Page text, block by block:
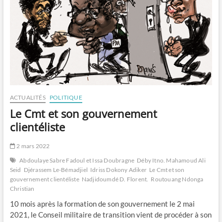
ACTUALITÉS POLITIQUE
Le Cmt et son gouvernement
clientéliste
2 mars 2022
Abdoulaye Sabre Fadoul et Issa Doubragne Déby Itno. Mahamoud Ali
Seid Djérassem Le-Bémadjiel Idriss Dokony Adiker Le Cmt et son
gouvernement clientéliste Nadjidoumdé D. Florent. Routouang Ndonga
Christian
10 mois après la formation de son gouvernement le 2 mai
2021, le Conseil militaire de transition vient de procéder à son